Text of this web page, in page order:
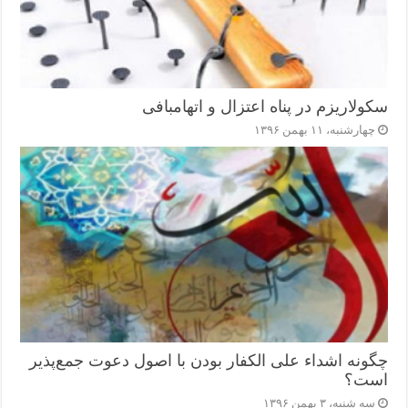
سکولاریزم در پناه اعتزال و اتهام‎بافی
چهارشنبه، ۱۱ بهمن ۱۳۹۶
چگونه اشداء علی الکفار بودن با اصول دعوت جمع‌پذیر
است؟
سه شنبه، ۳ بهمن ۱۳۹۶